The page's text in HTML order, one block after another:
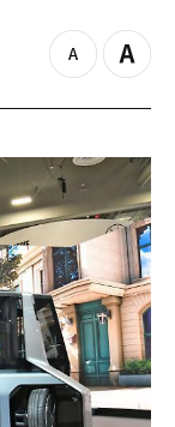
z
o
o
Z
o
i